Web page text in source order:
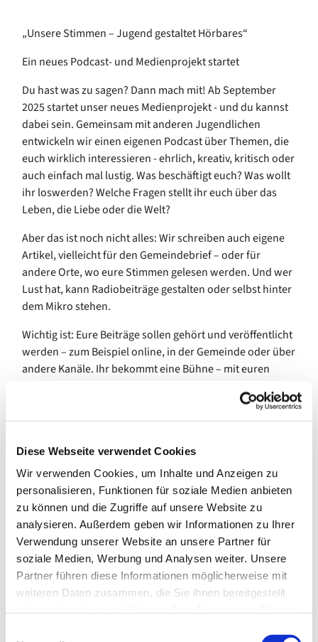
Diese Webseite verwendet Cookies
Wir verwenden Cookies, um Inhalte und Anzeigen zu
personalisieren, Funktionen für soziale Medien anbieten
zu können und die Zugriffe auf unsere Website zu
analysieren. Außerdem geben wir Informationen zu Ihrer
Verwendung unserer Website an unsere Partner für
soziale Medien, Werbung und Analysen weiter. Unsere
Partner führen diese Informationen möglicherweise mit
weiteren Daten zusammen, die Sie ihnen bereitgestellt
„Unsere Stimmen – Jugend gestaltet Hörbares“
Ein neues Podcast- und Medienprojekt startet
Du hast was zu sagen? Dann mach mit! Ab September
2025 startet unser neues Medienprojekt - und du kannst
dabei sein. Gemeinsam mit anderen Jugendlichen
entwickeln wir einen eigenen Podcast über Themen, die
euch wirklich interessieren - ehrlich, kreativ, kritisch oder
auch einfach mal lustig. Was beschäftigt euch? Was wollt
ihr loswerden? Welche Fragen stellt ihr euch über das
Leben, die Liebe oder die Welt?
Aber das ist noch nicht alles: Wir schreiben auch eigene
Artikel, vielleicht für den Gemeindebrief – oder für
andere Orte, wo eure Stimmen gelesen werden. Und wer
Lust hat, kann Radiobeiträge gestalten oder selbst hinter
dem Mikro stehen.
Wichtig ist: Eure Beiträge sollen gehört und veröffentlicht
werden – zum Beispiel online, in der Gemeinde oder über
andere Kanäle. Ihr bekommt eine Bühne – mit euren
Los geht’s am 18.09.2025 um 17:00 Uhr im Jugendraum
Driesch 1-3.
Du bist ca. 12 Jahre oder älter? Du hast Lust
mitzumachen – egal ob mit Ideen, Technikinteresse,
Musik oder einfach aus Neugier? Dann komm vorbei!
Wir freuen uns auf viele Stimmen – und ein Projekt, das
hörbar macht, was euch wichtig ist.
Fragen oder Interesse? Melde dich bei:
Maria, E-Mail: jugend.wild@ekir.de